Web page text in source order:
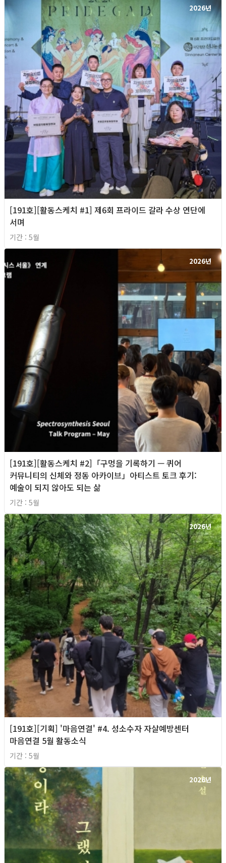
2026년
[191호][활동스케치 #1] 제6회 프라이드 갈라 수상 연단에
서며
기간 : 5월
2026년
[191호][활동스케치 #2]「구멍을 기록하기 — 퀴어
커뮤니티의 신체와 정동 아카이브」아티스트 토크 후기:
예술이 되지 않아도 되는 삶
기간 : 5월
2026년
[191호][기획] '마음연결' #4. 성소수자 자살예방센터
마음연결 5월 활동소식
기간 : 5월
2026년